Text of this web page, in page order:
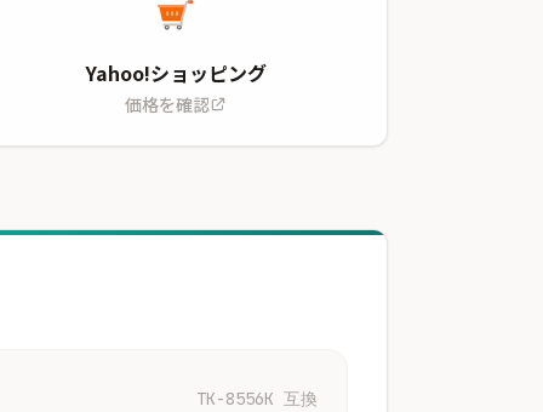
Yahoo!ショッピング
価格を確認
TK-8556K 互換